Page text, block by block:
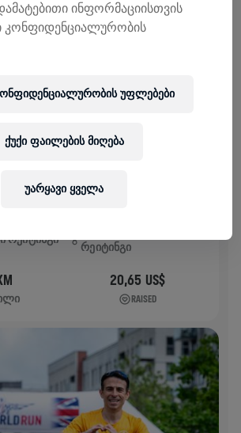
RUN 2025
BRISBANE
ᲠᲔᲘᲢᲘᲜᲒᲘ
20,65 US$
RAISED
ინფორმაციისთვის
კონფიდენციალურობის
უფლებები
უარყავი ყველა
ქუქი ფაილების მიღება